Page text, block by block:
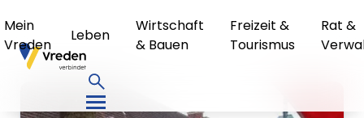
Mein
Vreden
Leben
Wirtschaft
& Bauen
Freizeit &
Tourismus
Rat &